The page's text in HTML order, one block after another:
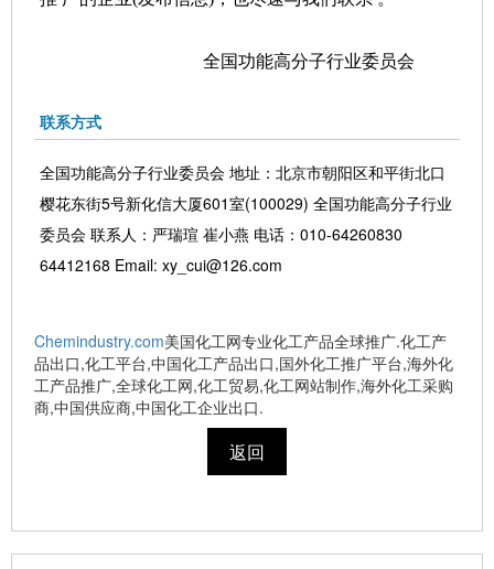
全国功能高分子行业委员会
联系方式
全国功能高分子行业委员会 地址：北京市朝阳区和平街北口
樱花东街5号新化信大厦601室(100029) 全国功能高分子行业
委员会 联系人：严瑞瑄 崔小燕 电话：010-64260830
64412168 Email: xy_cui@126.com
Chemindustry.com美国化工网专业化工产品全球推广.化工产
品出口,化工平台,中国化工产品出口,国外化工推广平台,海外化
工产品推广,全球化工网,化工贸易,化工网站制作,海外化工采购
商,中国供应商,中国化工企业出口.
返回